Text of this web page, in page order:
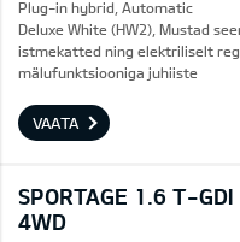
Plug-in hybrid, Automatic
Deluxe White (HW2), Mustad
istmekatted ning elektriliselt
mälufunktsiooniga juhiiste
VAATA
SPORTAGE 1.6 T-
4WD